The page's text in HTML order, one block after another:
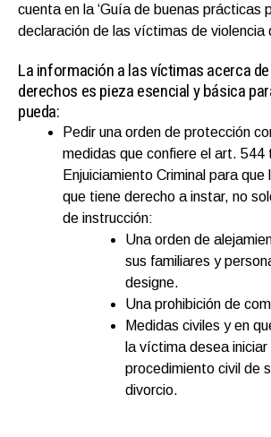
cuenta en la ‘Guía de buenas prácticas
declaración de las víctimas de violencia
La información a las víctimas acerca
derechos es pieza esencial y básica
pueda:
Pedir una orden de protección
medidas que confiere el art. 544
Enjuiciamiento Criminal para
que tiene derecho a instar, no
de instrucción:
Una orden de
sus familiares y
designe.
Una prohibición de
Medidas civiles y en
la víctima desea iniciar
procedimiento civil de
divorcio.